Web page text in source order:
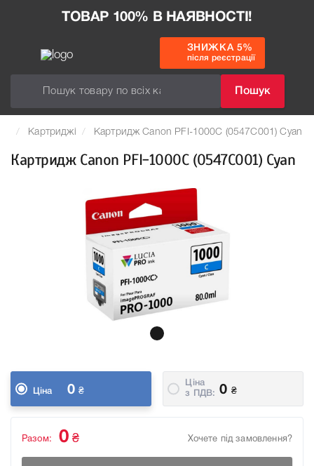
ТОВАР 100% В НАЯВНОСТІ!
Пошук
ЗНИЖКА 5%
після реєстрації
Картриджі Картридж Canon PFI-1000C (0547C001) Cyan
Картридж Canon PFI-1000C (0547C001) Cyan
Ціна 0 ₴
Ціна
з ПДВ:
0 ₴
Хочете під замовлення?
Разом: 0 ₴